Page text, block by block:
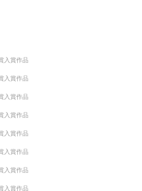
入賞作品
入賞作品
入賞作品
入賞作品
入賞作品
入賞作品
入賞作品
入賞作品